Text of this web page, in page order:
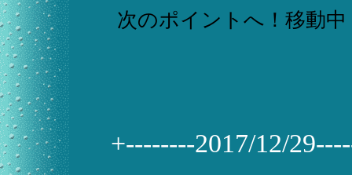
次のポイントへ！移動中
+--------2017/12/